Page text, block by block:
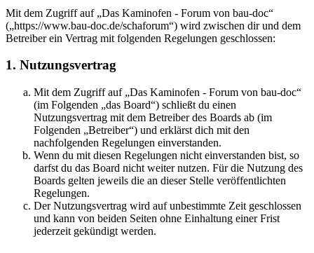
Mit dem Zugriff auf „Das Kaminofen - Forum von bau-doc“
(„https://www.bau-doc.de/schaforum“) wird zwischen dir und dem
Betreiber ein Vertrag mit folgenden Regelungen geschlossen:
1. Nutzungsvertrag
Mit dem Zugriff auf „Das Kaminofen - Forum von bau-doc“
(im Folgenden „das Board“) schließt du einen
Nutzungsvertrag mit dem Betreiber des Boards ab (im
Folgenden „Betreiber“) und erklärst dich mit den
nachfolgenden Regelungen einverstanden.
Wenn du mit diesen Regelungen nicht einverstanden bist, so
darfst du das Board nicht weiter nutzen. Für die Nutzung des
Boards gelten jeweils die an dieser Stelle veröffentlichten
Regelungen.
Der Nutzungsvertrag wird auf unbestimmte Zeit geschlossen
und kann von beiden Seiten ohne Einhaltung einer Frist
jederzeit gekündigt werden.